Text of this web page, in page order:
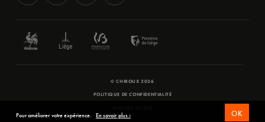
© CHIROUX 2026
POLITIQUE DE CONFIDENTIALITÉ
Pour améliorer votre expérience. En savoir plus › OK